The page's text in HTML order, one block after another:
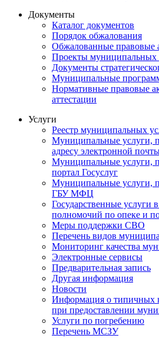
Документы
Каталог документов
Порядок обжалования
Обжалованные правовые
Проекты муниципальных
Документы
Муниципальные
Нормативные правовые
аттестации
Услуги
Реестр муниципальных
Муниципальные услуги,
адресу электронной
Муниципальные услуги,
портал Госуслуг
Муниципальные услуги,
ГБУ МФЦ
Государственные услуги
полномочий по опеке и
Меры поддержки СВО
Перечень видов
Мониторинг качества
Электронные сервисы
Предварительная запись
Другая информация
Новости
Информация о типичных
при предоставлении
Услуги по погребению
Перечень МСЗУ